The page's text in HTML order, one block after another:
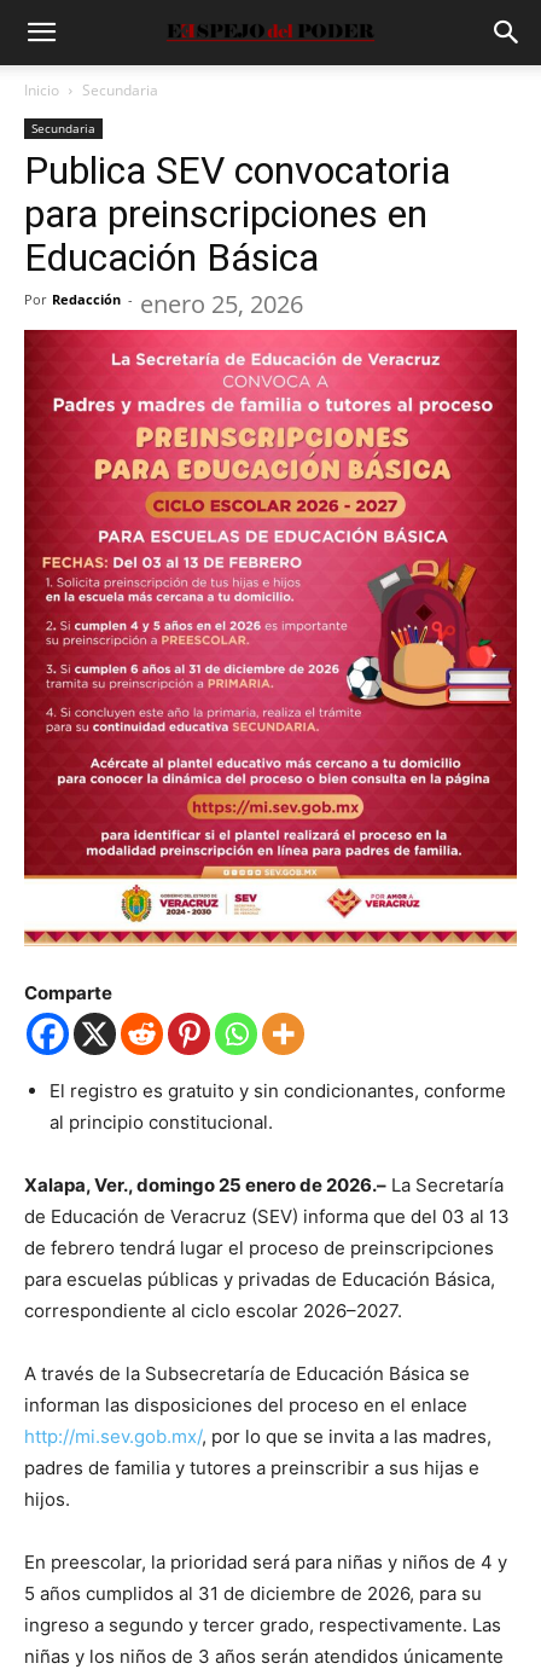
Inicio Secundaria
Secundaria
Publica SEV convocatoria
para preinscripciones en
Educación Básica
Por Redacción - enero 25, 2026
Comparte
El registro es gratuito y sin condicionantes, conforme
al principio constitucional.
Xalapa, Ver., domingo 25 enero de 2026.– La Secretaría
de Educación de Veracruz (SEV) informa que del 03 al 13
de febrero tendrá lugar el proceso de preinscripciones
para escuelas públicas y privadas de Educación Básica,
correspondiente al ciclo escolar 2026–2027.
A través de la Subsecretaría de Educación Básica se
informan las disposiciones del proceso en el enlace
http://mi.sev.gob.mx/, por lo que se invita a las madres,
padres de familia y tutores a preinscribir a sus hijas e
hijos.
En preescolar, la prioridad será para niñas y niños de 4 y
5 años cumplidos al 31 de diciembre de 2026, para su
ingreso a segundo y tercer grado, respectivamente. Las
niñas y los niños de 3 años serán atendidos únicamente